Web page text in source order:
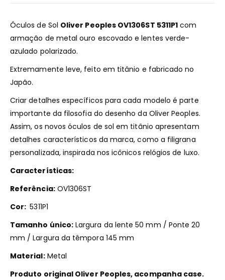
Óculos de Sol Oliver Peoples OV1306ST 5311P1 com
armação de metal ouro escovado e lentes verde-
azulado polarizado.
Extremamente leve, feito em titânio e fabricado no
Japão.
Criar detalhes específicos para cada modelo é parte
importante da filosofia do desenho da Oliver Peoples.
Assim, os novos óculos de sol em titânio apresentam
detalhes característicos da marca, como a filigrana
personalizada, inspirada nos icônicos relógios de luxo.
Características:
Referência:OV1306ST
Cor: 5311P1
Tamanho único:Largura da lente 50 mm / Ponte 20
mm / Largura da têmpora 145 mm
Material:Metal
Produto original Oliver Peoples, acompanha case.